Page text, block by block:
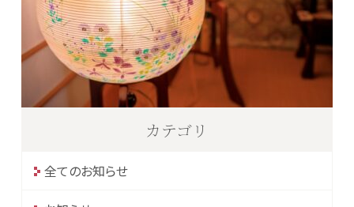
カテゴリ
全てのお知らせ